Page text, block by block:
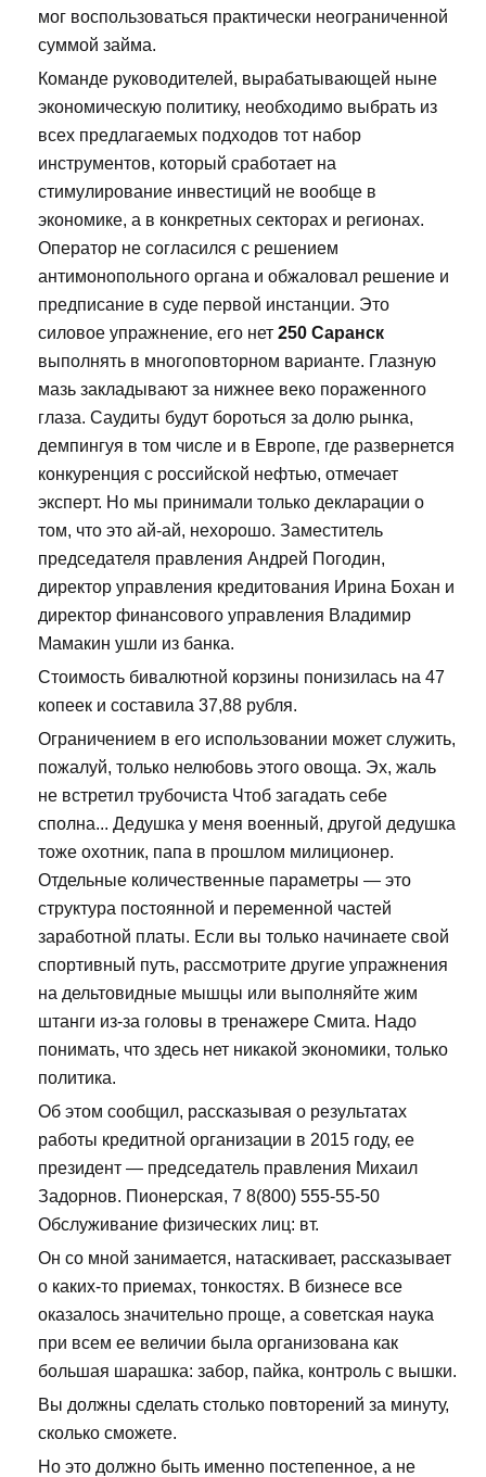
мог воспользоваться практически неограниченной
суммой займа.
Команде руководителей, вырабатывающей ныне
экономическую политику, необходимо выбрать из
всех предлагаемых подходов тот набор
инструментов, который сработает на
стимулирование инвестиций не вообще в
экономике, а в конкретных секторах и регионах.
Оператор не согласился с решением
антимонопольного органа и обжаловал решение и
предписание в суде первой инстанции. Это
силовое упражнение, его нет 250 Саранск
выполнять в многоповторном варианте. Глазную
мазь закладывают за нижнее веко пораженного
глаза. Саудиты будут бороться за долю рынка,
демпингуя в том числе и в Европе, где развернется
конкуренция с российской нефтью, отмечает
эксперт. Но мы принимали только декларации о
том, что это ай-ай, нехорошо. Заместитель
председателя правления Андрей Погодин,
директор управления кредитования Ирина Бохан и
директор финансового управления Владимир
Мамакин ушли из банка.
Стоимость бивалютной корзины понизилась на 47
копеек и составила 37,88 рубля.
Ограничением в его использовании может служить,
пожалуй, только нелюбовь этого овоща. Эх, жаль
не встретил трубочиста Чтоб загадать себе
сполна... Дедушка у меня военный, другой дедушка
тоже охотник, папа в прошлом милиционер.
Отдельные количественные параметры — это
структура постоянной и переменной частей
заработной платы. Если вы только начинаете свой
спортивный путь, рассмотрите другие упражнения
на дельтовидные мышцы или выполняйте жим
штанги из-за головы в тренажере Смита. Надо
понимать, что здесь нет никакой экономики, только
политика.
Об этом сообщил, рассказывая о результатах
работы кредитной организации в 2015 году, ее
президент — председатель правления Михаил
Задорнов. Пионерская, 7 8(800) 555-55-50
Обслуживание физических лиц: вт.
Он со мной занимается, натаскивает, рассказывает
о каких-то приемах, тонкостях. В бизнесе все
оказалось значительно проще, а советская наука
при всем ее величии была организована как
большая шарашка: забор, пайка, контроль с вышки.
Вы должны сделать столько повторений за минуту,
сколько сможете.
Но это должно быть именно постепенное, а не